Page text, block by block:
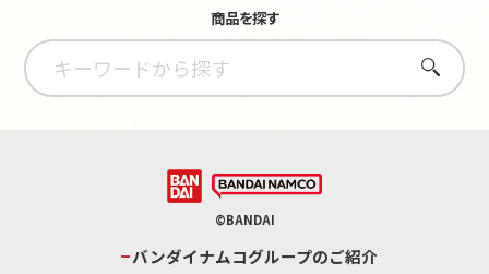
商品を探す
さがす
©BANDAI
バンダイナムコグループのご紹介